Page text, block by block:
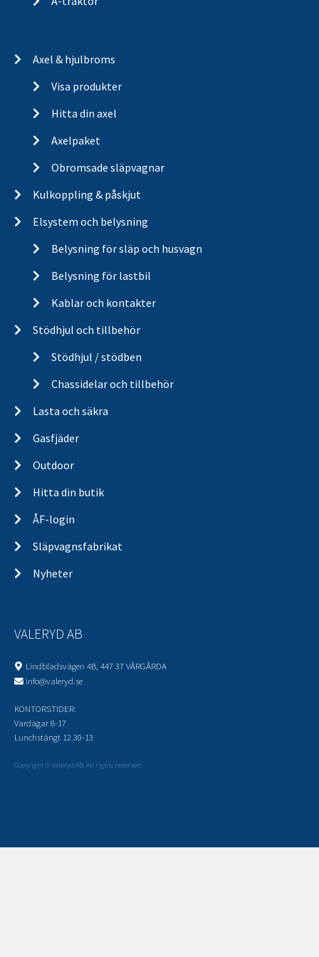
Axel & hjulbroms
Visa produkter
Hitta din axel
Axelpaket
Obromsade släpvagnar
Kulkoppling & påskjut
Elsystem och belysning
Belysning för släp och husvagn
Belysning för lastbil
Kablar och kontakter
Stödhjul och tillbehör
Stödhjul / stödben
Chassidelar och tillbehör
Lasta och säkra
Gasfjäder
Outdoor
Hitta din butik
ÅF-login
Släpvagnsfabrikat
Nyheter
VALERYD AB
Lindbladsvägen 4B, 447 37 VÅRGÅRDA
info@valeryd.se
KONTORSTIDER:
Vardagar 8-17
Lunchstängt 12.30-13
Copyright © Valeryd AB. All rights reserved.